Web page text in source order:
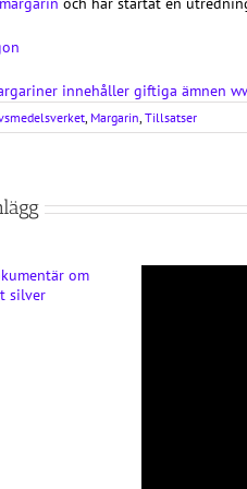
, Margarin, Tillsatser